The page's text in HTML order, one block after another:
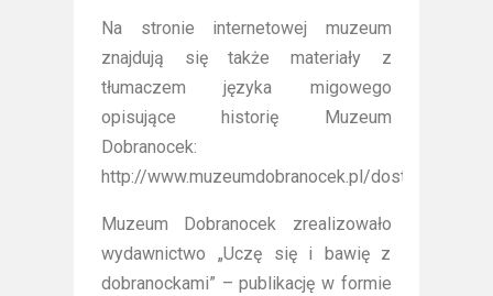
Na stronie internetowej muzeum
znajdują się także materiały z
tłumaczem języka migowego
opisujące historię Muzeum
Dobranocek:
http://www.muzeumdobranocek.pl/dostepnosc/
Muzeum Dobranocek zrealizowało
wydawnictwo „Uczę się i bawię z
dobranockami” – publikację w formie